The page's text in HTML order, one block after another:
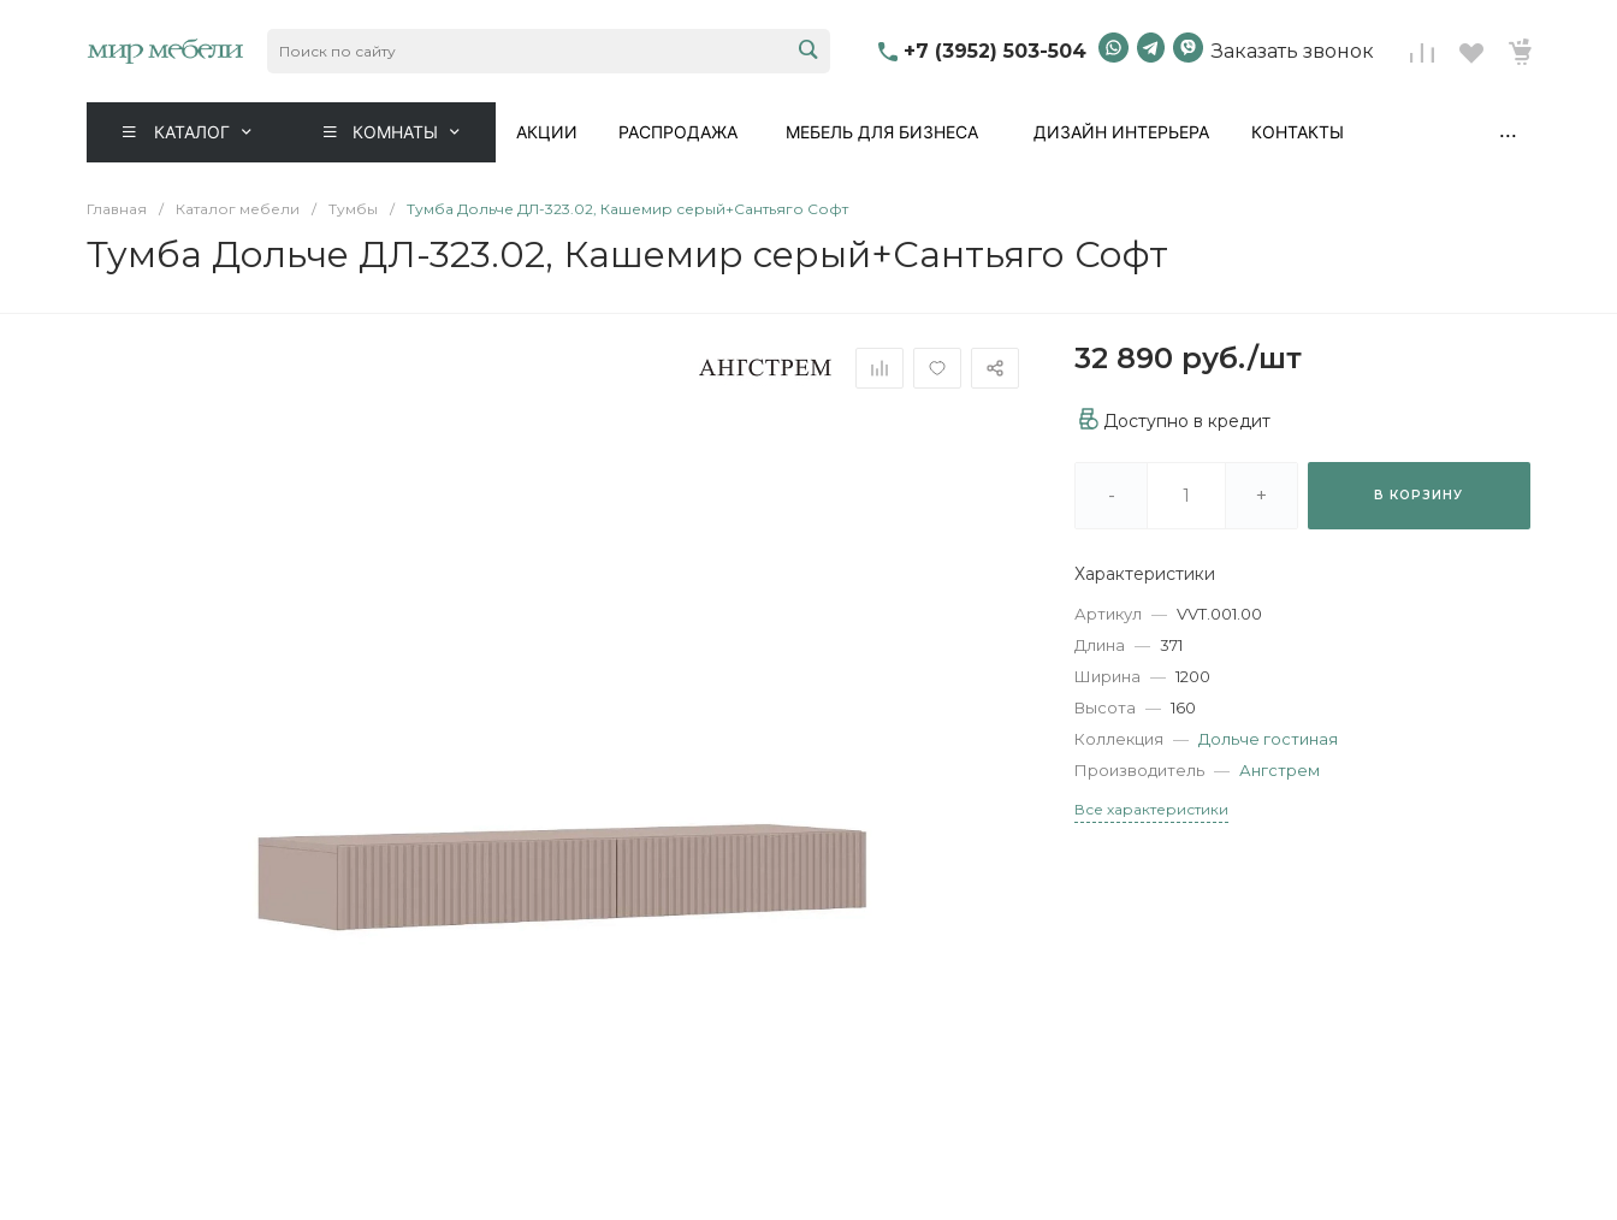
+7 (3952) 503-504 Заказать звонок
КАТАЛОГ КОМНАТЫ АКЦИИ РАСПРОДАЖА МЕБЕЛЬ ДЛЯ БИЗНЕСА ДИЗАЙН ИНТЕРЬЕРА КОНТАКТЫ ...
Главная / Каталог мебели / Тумбы / Тумба Дольче ДЛ-323.02, Кашемир серый+Сантьяго Софт
Тумба Дольче ДЛ-323.02, Кашемир серый+Сантьяго Софт
32 890 руб./шт
Доступно в кредит
- + В КОРЗИНУ
Характеристики
Артикул — VVT.001.00
Длина — 371
Ширина — 1200
Высота — 160
Коллекция — Дольче гостиная
Производитель — Ангстрем
Все характеристики